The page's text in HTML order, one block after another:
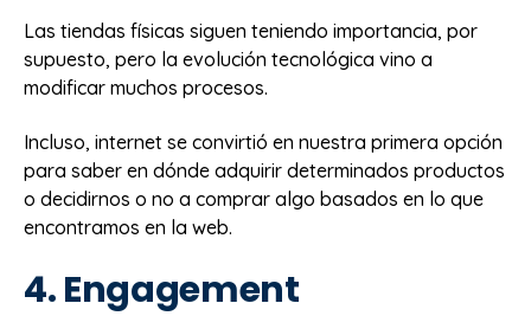
Las tiendas físicas siguen teniendo importancia, por
supuesto, pero la evolución tecnológica vino a
modificar muchos procesos.
Incluso, internet se convirtió en nuestra primera opción
para saber en dónde adquirir determinados productos
o decidirnos o no a comprar algo basados en lo que
encontramos en la web.
4. Engagement